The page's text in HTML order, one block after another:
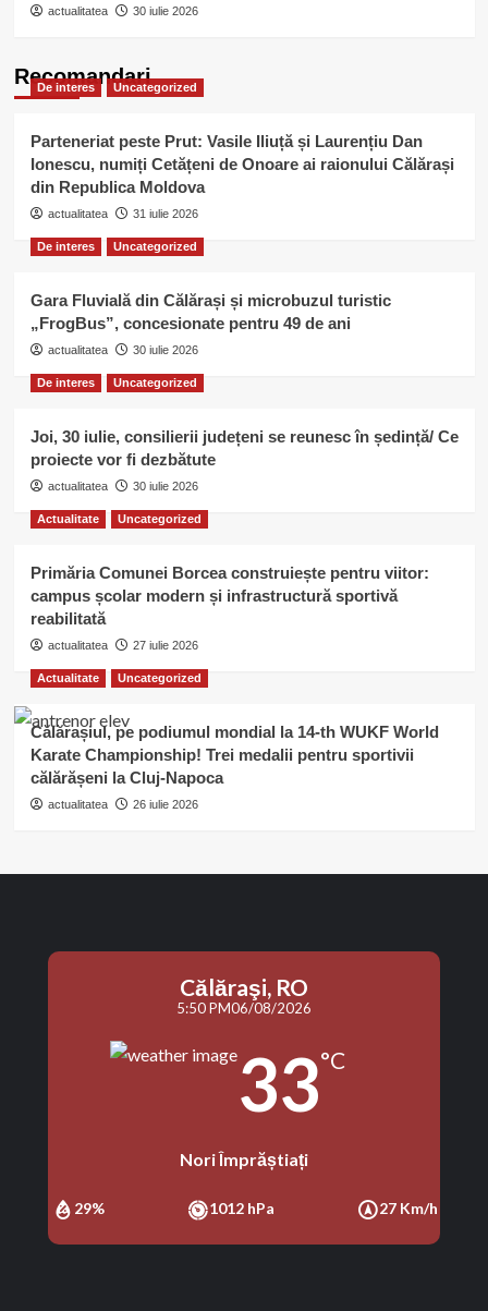
actualitatea 30 iulie 2026
Recomandari
De interes Uncategorized
Parteneriat peste Prut: Vasile Iliuță și Laurențiu Dan
Ionescu, numiți Cetățeni de Onoare ai raionului Călărași
din Republica Moldova
actualitatea 31 iulie 2026
De interes Uncategorized
Gara Fluvială din Călărași și microbuzul turistic
„FrogBus”, concesionate pentru 49 de ani
actualitatea 30 iulie 2026
De interes Uncategorized
Joi, 30 iulie, consilierii județeni se reunesc în ședință/ Ce
proiecte vor fi dezbătute
actualitatea 30 iulie 2026
Actualitate Uncategorized
Primăria Comunei Borcea construiește pentru viitor:
campus școlar modern și infrastructură sportivă
reabilitată
actualitatea 27 iulie 2026
Actualitate Uncategorized
Călărașiul, pe podiumul mondial la 14-th WUKF World
Karate Championship! Trei medalii pentru sportivii
călărășeni la Cluj-Napoca
actualitatea 26 iulie 2026
Călăraşi, RO
5:50 PM06/08/2026
33°C
Nori Împrăștiați
29% 1012 hPa 27 Km/h